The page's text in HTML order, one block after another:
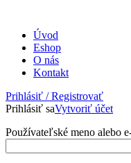
Úvod
Eshop
O nás
Kontakt
Prihlásiť / Registrovať
Prihlásiť saVytvoriť účet
Používateľské meno alebo